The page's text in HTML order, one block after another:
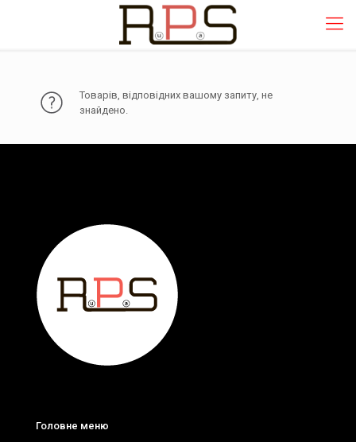
Товарів, відповідних вашому запиту, не
знайдено.
Головне меню